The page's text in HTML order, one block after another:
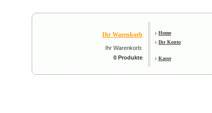
Ihr Warenkorb
Ihr Warenkorb:
0 Produkte
Home
Ihr Konto
Kasse